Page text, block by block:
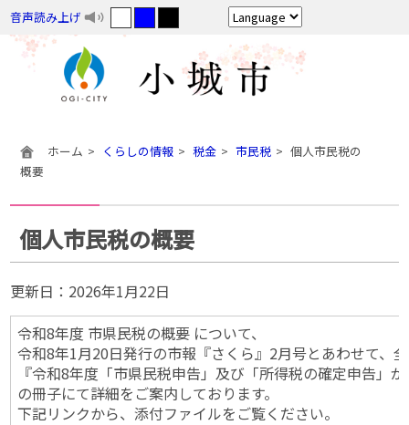
音声読み上げ
ホーム くらしの情報 税金 市民税
個人市民税の
概要
個人市民税の概要
更新日： 2026年1月22日
令和8年度 市県民税の概要 について、
令和8年1月20日発行の市報『さくら』2月号とあわせて、
『令和8年度「市県民税申告」及び「所得税の確定申告」
の冊子にて詳細をご案内しております。
下記リンクから、添付ファイルをご覧ください。